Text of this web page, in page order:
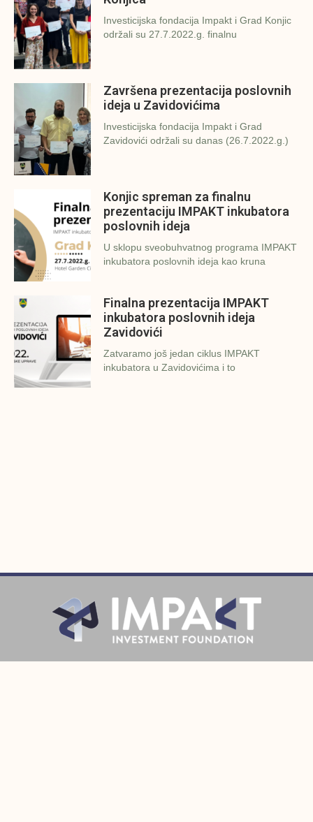
Investicijska fondacija Impakt i Grad Konjic
održali su 27.7.2022.g. finalnu
Završena prezentacija poslovnih
ideja u Zavidovićima
Investicijska fondacija Impakt i Grad
Zavidovići održali su danas (26.7.2022.g.)
Konjic spreman za finalnu
prezentaciju IMPAKT inkubatora
poslovnih ideja
U sklopu sveobuhvatnog programa IMPAKT
inkubatora poslovnih ideja kao kruna
Finalna prezentacija IMPAKT
inkubatora poslovnih ideja
Zavidovići
Zatvaramo još jedan ciklus IMPAKT
inkubatora u Zavidovićima i to